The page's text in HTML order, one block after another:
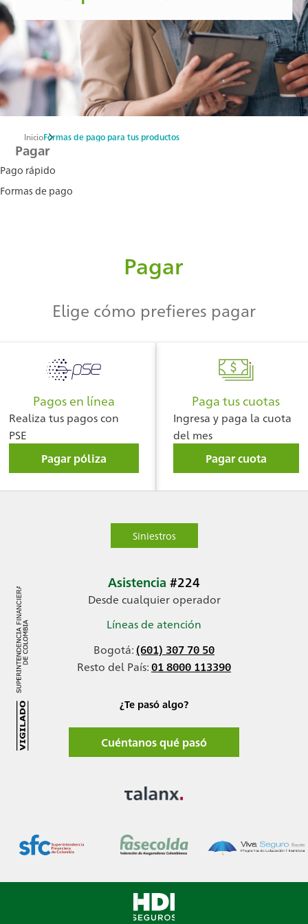
Ruta
de
navegación
InicioFormas de pago para tus productos
Pagar
Pago rápido
Formas de pago
Pagar
Elige cómo prefieres pagar
Pagos en línea
Realiza tus pagos con
PSE
Pagar póliza
Paga tus cuotas
Ingresa y paga la cuota
del mes
Pagar cuota
Siniestros
Asistencia #224
Desde cualquier operador
Líneas de atención
Bogotá:(601) 307 70 50
Resto del País:01 8000 113390
¿Te pasó algo?
Cuéntanos qué pasó